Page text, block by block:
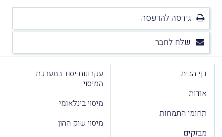
גירסה להדפסה
שלח לחבר
דף הבית
אודות
תחומי התמחות
מבזקים
עקרונות יסוד במערכת
המיסוי
מיסוי בינלאומי
מיסוי שוק ההון